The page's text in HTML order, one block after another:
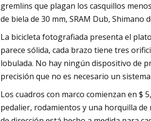
gremlins que plagan los casquillos
de biela de 30 mm, SRAM Dub, Shimano
La bicicleta fotografiada presenta el
parece sólida, cada brazo tiene tres
lobulada. No hay ningún dispositivo de
precisión que no es necesario un
Los cuadros con marco comienzan en $
pedalier, rodamientos y una horquilla